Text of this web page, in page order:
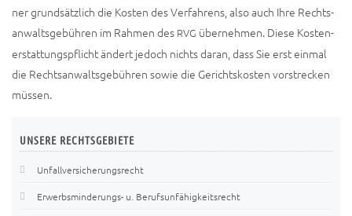
ner grund­sätz­lich die Kos­ten des Ver­fah­rens, also auch Ihre Rechts­
an­walts­ge­büh­ren im Rah­men des RVG über­neh­men. Die­se Kos­ten­
er­stat­tungs­pflicht ändert jedoch nichts dar­an, dass Sie erst ein­mal
die Rechts­an­walts­ge­büh­ren sowie die Gerichts­kos­ten vor­stre­cken
müssen.
UNSERE RECHTSGEBIETE
Unfallversicherungsrecht
Erwerbsminderungs- u. Berufsunfähigkeitsrecht